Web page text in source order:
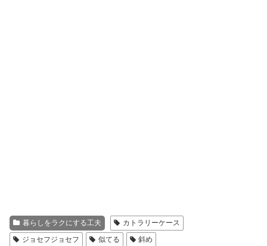
暮らしをラクにする工夫
カトラリーケース
ジョセフジョセフ
似てる 斜め